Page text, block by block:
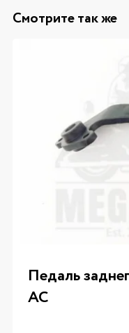
Смотрите так же
Педаль
AC